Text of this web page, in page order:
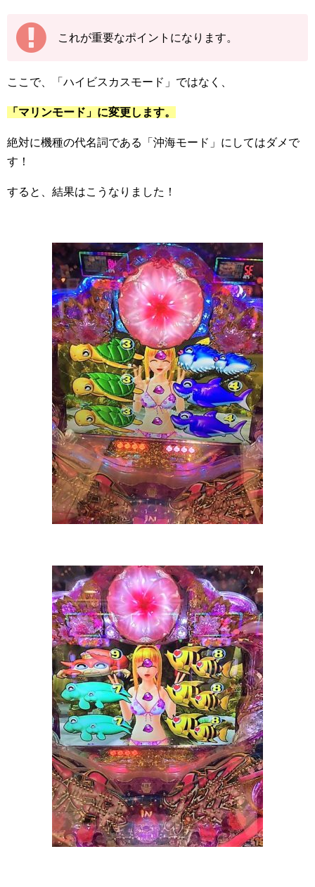
これが重要なポイントになります。
ここで、「ハイビスカスモード」ではなく、
「マリンモード」に変更します。
絶対に機種の代名詞である「沖海モード」にしてはダメで
す！
すると、結果はこうなりました！